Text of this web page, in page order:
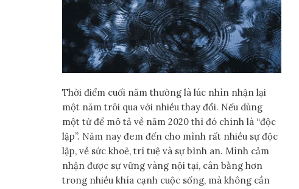
Thời điểm cuối năm thường là lúc nhìn nhận lại
một năm trôi qua với nhiều thay đổi. Nếu dùng
một từ để mô tả về năm 2020 thì đó chính là “độc
lập”. Năm nay đem đến cho mình rất nhiều sự độc
lập, về sức khoẻ, trí tuệ và sự bình an. Mình cảm
nhận được sự vững vàng nội tại, cân bằng hơn
trong nhiều khía cạnh cuộc sống, mà không cần